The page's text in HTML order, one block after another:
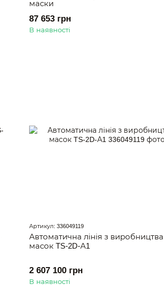
маски
87 653 грн
В наявності
Артикул: 336049119
Автоматична лінія з виробництва
масок TS-2D-А1
2 607 100 грн
В наявності